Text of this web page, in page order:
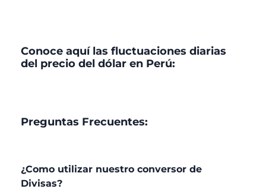
Conoce aquí las fluctuaciones diarias
del precio del dólar en Perú:
Preguntas Frecuentes:
¿Como utilizar nuestro conversor de
Divisas?